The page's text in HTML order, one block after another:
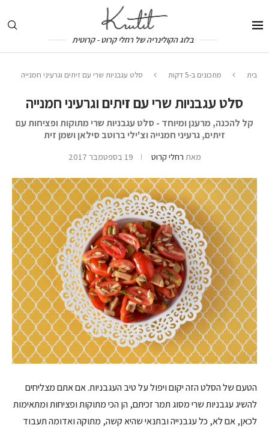
בלוג הקולינריה של רחלי קרוט - קרוטית
בית מתכונים ב-5 דקות סלט עגבניות שרי עם זיתים וגרעיני חמנייה
סלט עגבניות שרי עם זיתים וגרעיני חמנייה
קל להכנה, מרענן ומיוחד - סלט עגבניות שרי מתוקות ופציחות עם
זיתים, גרעיני חמנייה וצ'ילי ברוטב סילאן ושמן זית
מאת רחלי קרוט 19 בספטמבר 2017
הטעם של הסלט הזה יקום ויפול על טיב העגבניות. אם אתם מצליחים
להשיג עגבניות שרי מסוג תמר זכיתם, הן הכי מתוקות ופציחות ומתאימות
לכאן, אם לא, כל עגבנייה ובתנאי שהיא קשה, מתוקה ואדומה תעבוד